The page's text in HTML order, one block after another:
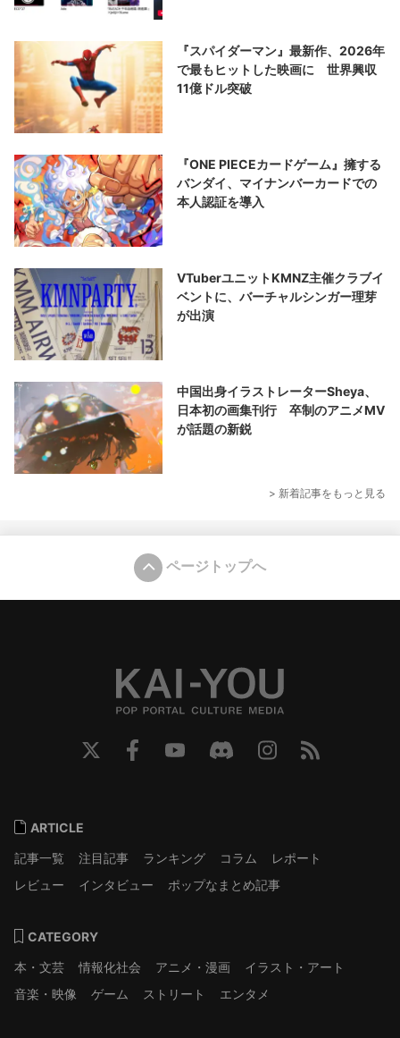
『スパイダーマン』最新作、2026年
で最もヒットした映画に 世界興収
11億ドル突破
『ONE PIECEカードゲーム』擁する
バンダイ、マイナンバーカードでの
本人認証を導入
VTuberユニットKMNZ主催クラブイ
ベントに、バーチャルシンガー理芽
が出演
中国出身イラストレーターSheya、
日本初の画集刊行 卒制のアニメMV
が話題の新鋭
> 新着記事をもっと見る
ページトップへ
ARTICLE
記事一覧
注目記事 ランキング コラム
レポート
レビュー
インタビュー ポップなまとめ記事
CATEGORY
本・文芸
情報化社会 アニメ・漫画
イラスト・アート
音楽・映像
ゲーム ストリート エンタメ